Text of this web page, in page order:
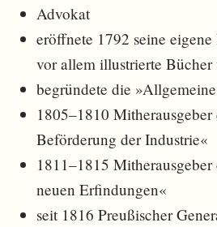
Advokat
eröffnete 1792 seine
vor allem illustrierte Bücher
begründete die
1805–1810
Beförderung der Industrie«
1811–1815
neuen Erfindungen«
seit 1816 Preußischer